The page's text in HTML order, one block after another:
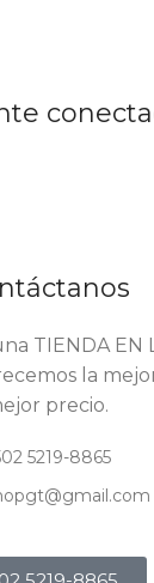
TIENDA EN
la
precio.
5219-8865